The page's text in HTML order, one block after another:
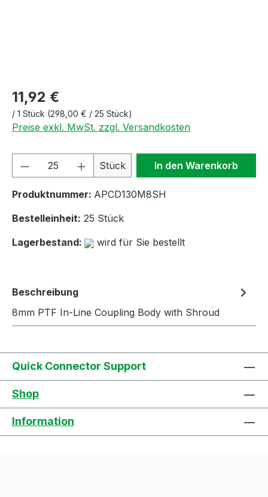
11,92 €
/ 1 Stück (298,00 € / 25 Stück)
Preise exkl. MwSt. zzgl. Versandkosten
Produkt Anzahl: Gib den
Stück In den Warenkorb
Produktnummer: APCD130M8SH
Bestelleinheit: 25 Stück
Lagerbestand:
wird für Sie bestellt
Beschreibung
8mm PTF In-Line Coupling Body with Shroud
Quick Connector Support
Shop
Information